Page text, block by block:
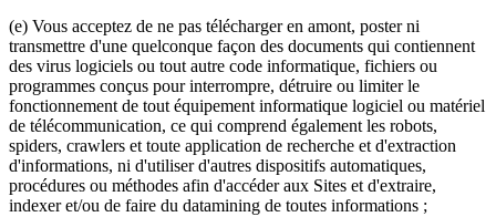
(e) Vous acceptez de ne pas télécharger en amont, poster ni
transmettre d'une quelconque façon des documents qui contiennent
des virus logiciels ou tout autre code informatique, fichiers ou
programmes conçus pour interrompre, détruire ou limiter le
fonctionnement de tout équipement informatique logiciel ou matériel
de télécommunication, ce qui comprend également les robots,
spiders, crawlers et toute application de recherche et d'extraction
d'informations, ni d'utiliser d'autres dispositifs automatiques,
procédures ou méthodes afin d'accéder aux Sites et d'extraire,
indexer et/ou de faire du datamining de toutes informations ;